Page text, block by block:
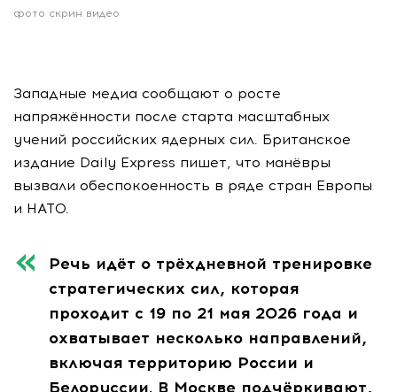
фото скрин видео
Западные медиа сообщают о росте
напряжённости после старта масштабных
учений российских ядерных сил. Британское
издание Daily Express пишет, что манёвры
вызвали обеспокоенность в ряде стран Европы
и НАТО.
Речь идёт о трёхдневной тренировке
стратегических сил, которая
проходит с 19 по 21 мая 2026 года и
охватывает несколько направлений,
включая территорию России и
Белоруссии. В Москве подчёркивают,